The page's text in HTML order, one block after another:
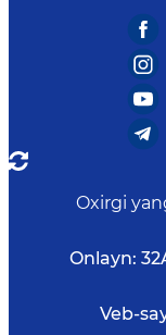
Oxirgi
Onlayn: 32
Veb-